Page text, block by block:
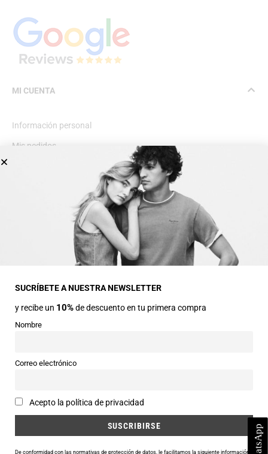
MI CUENTA
Información personal
Mis pedidos
INFORMACIÓN GENERAL
22330 Ainsa (Huesca)
Teléfonos
974 50 00 43
Horarios
Email
SUCRÍBETE A NUESTRA NEWSLETTER
y recibe un 10%de descuento en tu primera compra
Nombre
Correo electrónico
Acepto la política de privacidad
De conformidad con las normativas de protección de datos, le facilitamos la siguiente información